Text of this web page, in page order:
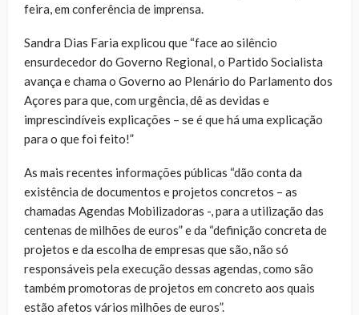
feira, em conferência de imprensa.
Sandra Dias Faria explicou que “face ao silêncio
ensurdecedor do Governo Regional, o Partido Socialista
avança e chama o Governo ao Plenário do Parlamento dos
Açores para que, com urgência, dê as devidas e
imprescindíveis explicações – se é que há uma explicação
para o que foi feito!”
As mais recentes informações públicas “dão conta da
existência de documentos e projetos concretos – as
chamadas Agendas Mobilizadoras -, para a utilização das
centenas de milhões de euros” e da “definição concreta de
projetos e da escolha de empresas que são, não só
responsáveis pela execução dessas agendas, como são
também promotoras de projetos em concreto aos quais
estão afetos vários milhões de euros”.